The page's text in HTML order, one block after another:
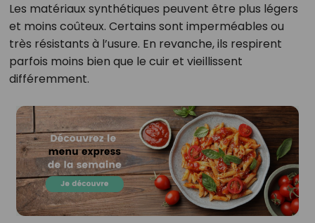
Les matériaux synthétiques peuvent être plus légers
et moins coûteux. Certains sont imperméables ou
très résistants à l’usure. En revanche, ils respirent
parfois moins bien que le cuir et vieillissent
différemment.